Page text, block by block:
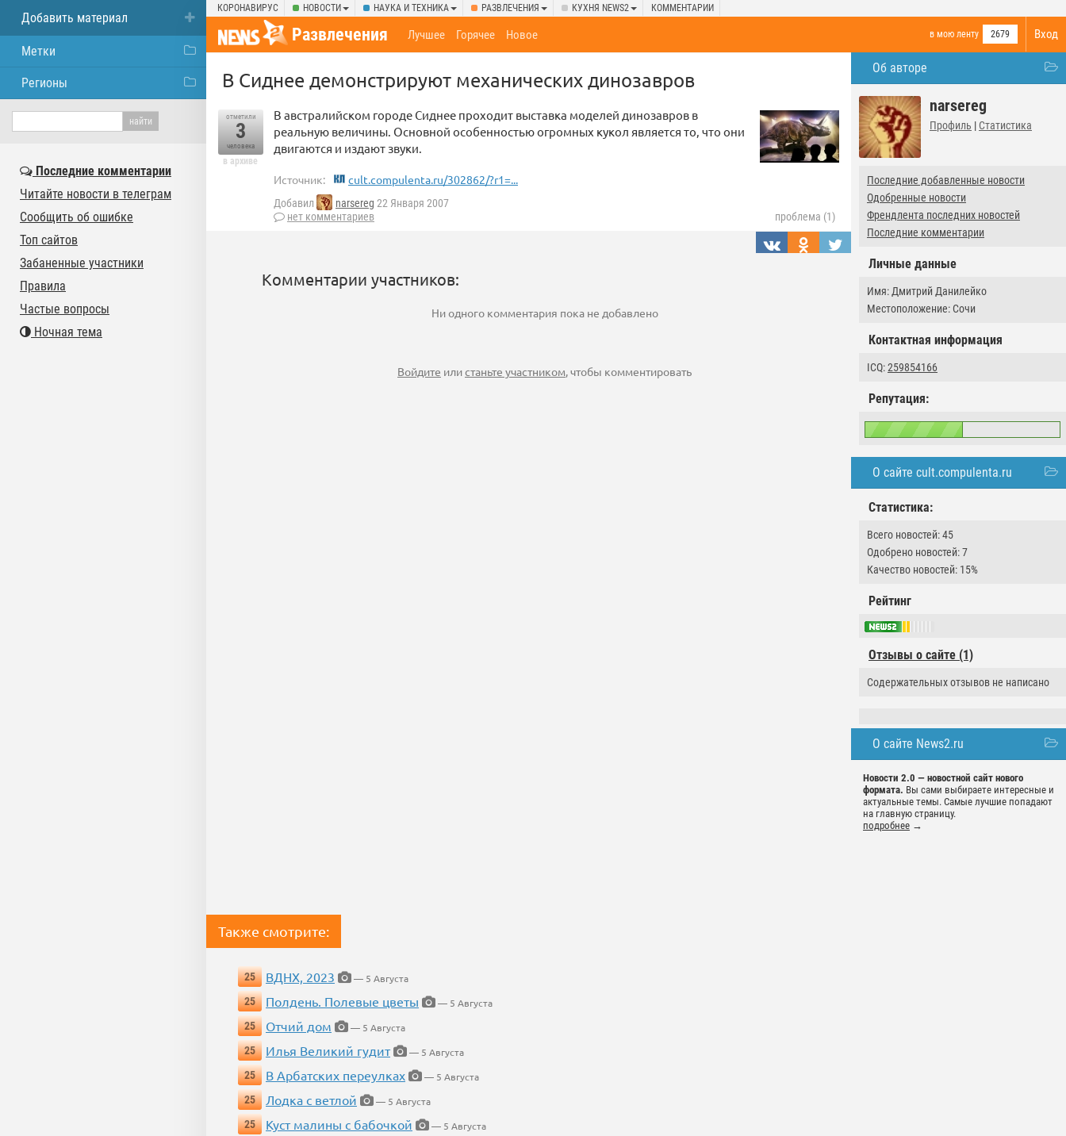
КОРОНАВИРУС НОВОСТИ НАУКА И ТЕХНИКА РАЗВЛЕЧЕНИЯ КУХНЯ NEWS2 КОММЕНТАРИИ
Вход
Развлечения в мою ленту 2679
Лучшее Горячее Новое
Об авторе
narsereg
Профиль | Статистика
Последние добавленные новости
Одобренные новости
Френдлента последних новостей
Последние комментарии
Личные данные
Имя: Дмитрий Данилейко
Местоположение: Сочи
Контактная информация
ICQ:259854166
Репутация:
О сайте cult.compulenta.ru
Статистика:
Всего новостей: 45
Одобрено новостей: 7
Качество новостей: 15%
Рейтинг
Отзывы о сайте (1)
Содержательных отзывов не написано
О сайте News2.ru
Новости 2.0 — новостной сайт нового
формата. Вы сами выбираете интересные и
актуальные темы. Самые лучшие попадают
на главную страницу.
подробнее →
В Сиднее демонстрируют механических динозавров
отметили
3
человека
в архиве
В австралийском городе Сиднее проходит выставка моделей динозавров в
реальную величины. Основной особенностью огромных кукол является то, что они
двигаются и издают звуки.
Источник: cult.compulenta.ru/302862/?r1=...
Добавил narsereg 22 Января 2007
нет комментариев
проблема (1)
Комментарии участников:
Ни одного комментария пока не добавлено
Войдите илистаньте участником, чтобы комментировать
Также смотрите:
25 ВДНХ, 2023
— 5 Августа
25
Полдень. Полевые цветы
— 5 Августа
25
Отчий дом
— 5 Августа
25
Илья Великий гудит
— 5 Августа
25
В Арбатских переулках
— 5 Августа
25
Лодка с ветлой
— 5 Августа
25
Куст малины с бабочкой
— 5 Августа
Добавить материал
Метки
Регионы
Последние комментарии
Читайте новости в телеграм
Сообщить об ошибке
Топ сайтов
Забаненные участники
Правила
Частые вопросы
Ночная тема